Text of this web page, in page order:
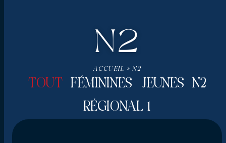
N2
ACCUEIL »N2
FÉMININES JEUNES
N2
RÉGIONAL 1
TOUT